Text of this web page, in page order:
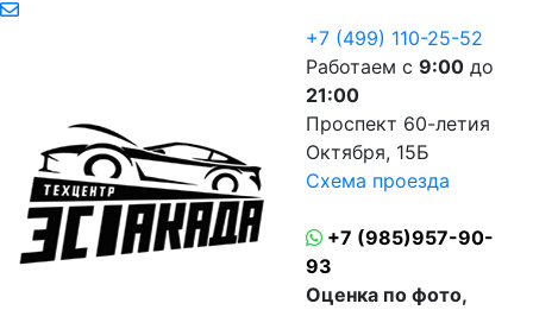
+7 (499) 110-25-52
Работаем с 9:00 до
21:00
Проспект 60-летия
Октября, 15Б
Схема проезда
+7 (985)957-90-
93
Оценка по фото,